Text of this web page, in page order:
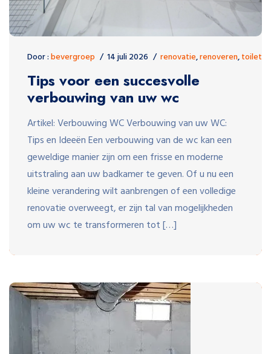
Door :bevergroep 14 juli 2026 renovatie,renoveren,toilet
Tips voor een succesvolle
verbouwing van uw wc
Artikel: Verbouwing WC Verbouwing van uw WC:
Tips en Ideeën Een verbouwing van de wc kan een
geweldige manier zijn om een frisse en moderne
uitstraling aan uw badkamer te geven. Of u nu een
kleine verandering wilt aanbrengen of een volledige
renovatie overweegt, er zijn tal van mogelijkheden
om uw wc te transformeren tot […]